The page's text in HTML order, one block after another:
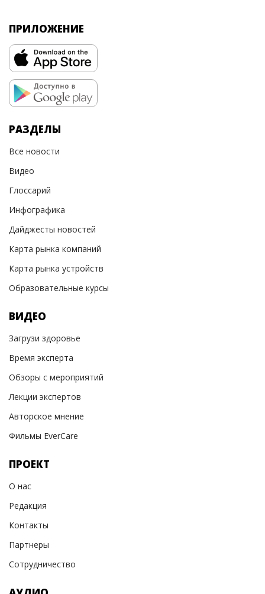
ПРИЛОЖЕНИЕ
РАЗДЕЛЫ
Все новости
Видео
Глоссарий
Инфографика
Дайджесты новостей
Карта рынка компаний
Карта рынка устройств
Образовательные курсы
ВИДЕО
Загрузи здоровье
Время эксперта
Обзоры с мероприятий
Лекции экспертов
Авторское мнение
Фильмы EverCare
ПРОЕКТ
О нас
Редакция
Контакты
Партнеры
Сотрудничество